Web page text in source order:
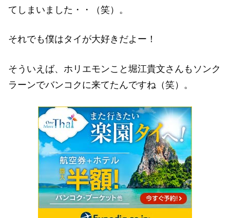
てしまいました・・（笑）。
それでも僕はタイが大好きだよー！
そういえば、ホリエモンこと堀江貴文さんもソンク
ラーンでバンコクに来てたんですね（笑）。